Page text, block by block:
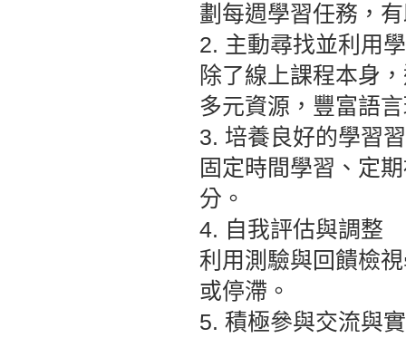
劃每週學習任務，
2. 主動尋找並利用
除了線上課程本身
多元資源，豐富語
3. 培養良好的學習
固定時間學習、定
分。
4. 自我評估與調整
利用測驗與回饋檢
或停滯。
5. 積極參與交流與